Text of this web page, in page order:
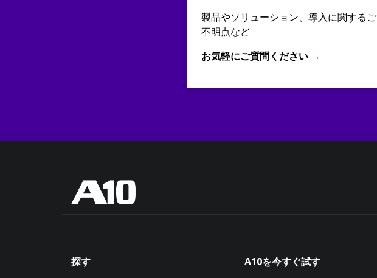
製品やソリューション、導入に関するご
不明点など
お気軽にご質問ください →
探す
A10を今すぐ試す